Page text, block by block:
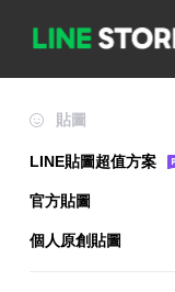
貼圖
LINE貼圖超值方案
官方貼圖
個人原創貼圖